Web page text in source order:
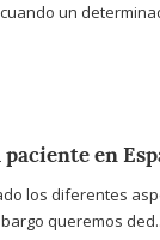
un
en
los diferentes
queremos